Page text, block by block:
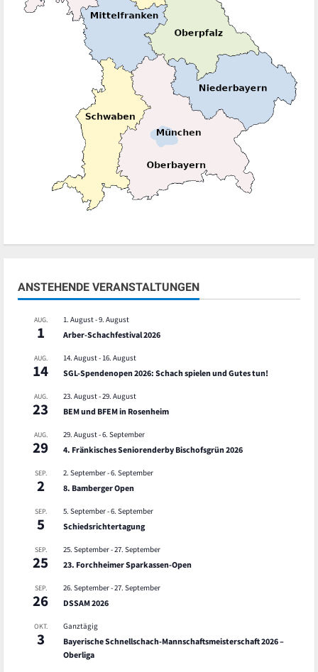
ANSTEHENDE VERANSTALTUNGEN
AUG.
1
1. August-9. August
Arber-Schachfestival 2026
AUG.
14
14. August- 16. August
SGL-Spendenopen 2026: Schach spielen und Gutes tun!
AUG.
23
23. August-29. August
BEM und BFEM in Rosenheim
AUG.
29
29. August-6. September
4. Fränkisches Seniorenderby Bischofsgrün 2026
SEP.
2
2. September-6. September
8. Bamberger Open
SEP.
5
5. September-6. September
Schiedsrichtertagung
SEP.
25
25. September-27. September
23. Forchheimer Sparkassen-Open
SEP.
26
26. September-27. September
DSSAM 2026
OKT.
3
Ganztägig
Bayerische Schnellschach-Mannschaftsmeisterschaft 2026 –
Oberliga